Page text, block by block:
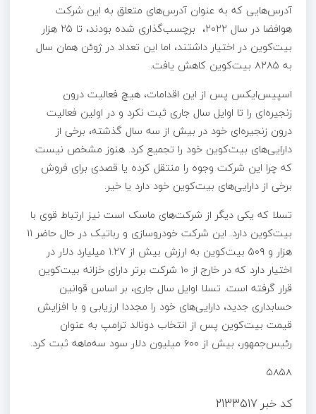
آدرس‌هایی که به عنوان آدرس‌های متعلق به این شرکت
هوافضا در سال ۲۰۲۲، برچسب‌گذاری شده بودند، تا ۲۵ هزار
بیت‌کوین در اختیار داشتند، اما این تعداد در ژوئن همان سال
به ۸۲۸۵ بیت‌کوین کاهش یافت.
اسپیس‌ایکس پس از این اقدامات، هیچ فعالیت درون
زنجیره‌ای را تا اوایل سال جاری ثبت نکرد و در اولین فعالیت
درون زنجیره‌ای خود در بیش از سه سال گذشته، برخی از
دارایی‌های بیت‌کوین خود را تجمیع کرد. هنوز مشخص نیست
که چرا این شرکت وجوه را منتقل کرده یا قصدی برای فروش
برخی از دارایی‌های بیت‌کوین خود دارد یا خیر.
تسلا که یکی دیگر از شرکت‌های ماسک است نیز ارتباط قوی با
بیت‌کوین دارد. این شرکت خودروسازی و رباتیک در حال حاضر ۱۱
هزار و ۵۰۹ بیت‌کوین به ارزش بیش از ۱.۲۷ میلیارد دلار در
اختیار دارد که در خارج از ۱۰ شرکت برتر دارای خزانه بیت‌کوین
قرار گرفته است. تسلا اوایل سال جاری، بر اساس قوانین
حسابداری جدید، دارایی‌های خود را مجددا ارزیابی و با افزایش
قیمت بیت‌کوین پس از انتخاب دونالد ترامپ به عنوان
رئیس‌جمهور، بیش از ۶۰۰ میلیون دلار سود سه‌ماهه ثبت کرد.
۵۸۵۸
کد خبر 2133517